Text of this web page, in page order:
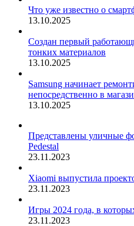
Что уже известно о
13.10.2025
Создан первый
тонких материалов
13.10.2025
Samsung начинает
непосредственно в
13.10.2025
Представлены уличные
Pedestal
23.11.2023
Xiaomi выпустила
23.11.2023
Игры 2024 года, в
23.11.2023